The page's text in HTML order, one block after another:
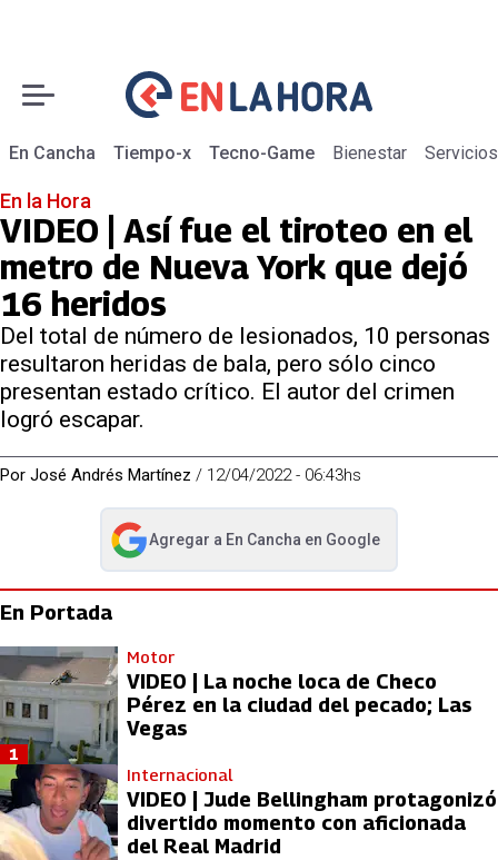
En Cancha Tiempo-x Tecno-Game Bienestar Servicios
En la Hora
VIDEO | Así fue el tiroteo en el
metro de Nueva York que dejó
16 heridos
Del total de número de lesionados, 10 personas
resultaron heridas de bala, pero sólo cinco
presentan estado crítico. El autor del crimen
logró escapar.
Por José Andrés Martínez / 12/04/2022 - 06:43hs
Agregar a En Cancha en Google
abre en nueva pestaña
En Portada
Motor
VIDEO | La noche loca de Checo
Pérez en la ciudad del pecado; Las
Vegas
1
Internacional
VIDEO | Jude Bellingham protagonizó
divertido momento con aficionada
del Real Madrid